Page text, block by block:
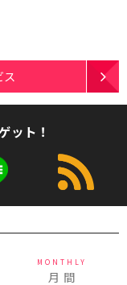
ット！
MONTHLY
月 間